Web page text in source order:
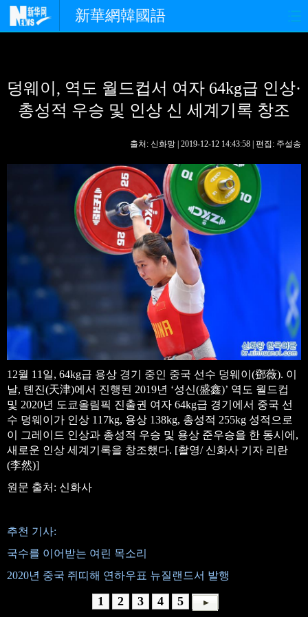
新華網韓國語
경제 사회 포토
중한교류 핫 TV 문화
생생 중국어
덩웨이, 역도 월드컵서 여자 64kg급 인상·
총성적 우승 및 인상 신 세계기록 창조
출처: 신화망 | 2019-12-12 14:43:58 | 편집: 주설송
12월 11일, 64kg급 용상 경기 중인 중국 선수 덩웨이(鄧薇). 이
날, 톈진(天津)에서 진행된 2019년 ‘성신(盛鑫)’ 역도 월드컵
및 2020년 도쿄올림픽 진출권 여자 64kg급 경기에서 중국 선
수 덩웨이가 인상 117kg, 용상 138kg, 총성적 255kg 성적으로
이 그레이드 인상과 총성적 우승 및 용상 준우승을 한 동시에,
새로운 인상 세계기록을 창조했다. [촬영/ 신화사 기자 리란
(李然)]
원문 출처: 신화사
추천 기사:
국수를 이어받는 여린 목소리
2020년 중국 쥐띠해 연하우표 뉴질랜드서 발행
1 2 3 4 5